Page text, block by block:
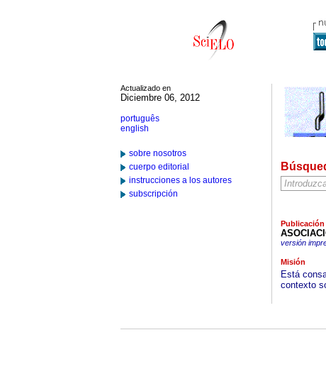
Actualizado en
Diciembre 06, 2012
português
english
sobre nosotros
cuerpo editorial
instrucciones a los autores
subscripción
Publicación
versión
Misión
Está
contexto